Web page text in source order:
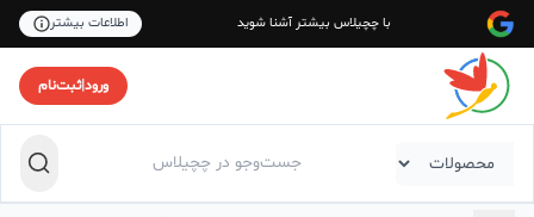
با چچیلاس بیشتر آشنا شوید اطلاعات بیشتر
ورود|ثبت‌نام